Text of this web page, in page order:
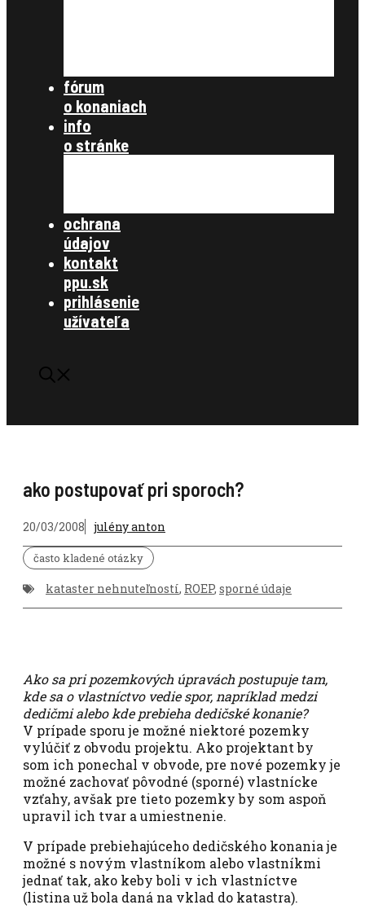
fórum
o konaniach
info
o stránke
ochrana
údajov
kontakt
ppu.sk
prihlásenie
užívateľa
ako postupovať pri sporoch?
20/03/2008 julény anton
často kladené otázky
kataster nehnuteľností, ROEP, sporné údaje
Ako sa pri pozemkových úpravách postupuje tam,
kde sa o vlastníctvo vedie spor, napríklad medzi
dedičmi alebo kde prebieha dedičské konanie?
V prípade sporu je možné niektoré pozemky
vylúčiť z obvodu projektu. Ako projektant by
som ich ponechal v obvode, pre nové pozemky je
možné zachovať pôvodné (sporné) vlastnícke
vzťahy, avšak pre tieto pozemky by som aspoň
upravil ich tvar a umiestnenie.
V prípade prebiehajúceho dedičského konania je
možné s novým vlastníkom alebo vlastníkmi
jednať tak, ako keby boli v ich vlastníctve
(listina už bola daná na vklad do katastra).